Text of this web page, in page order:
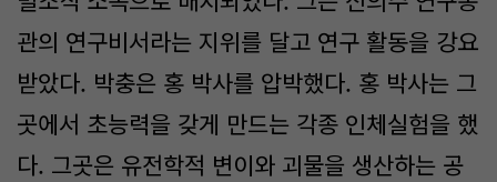
관의 연구비서라는 지위를 달고 연구 활동을 강요
받았다. 박충은 홍 박사를 압박했다. 홍 박사는 그
곳에서 초능력을 갖게 만드는 각종 인체실험을 했
다. 그곳은 유전학적 변이와 괴물을 생산하는 공